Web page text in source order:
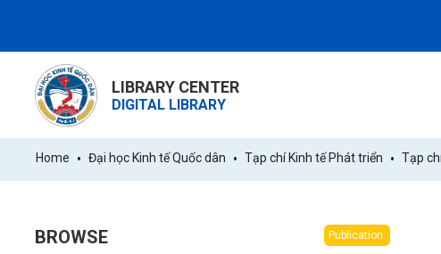
LIBRARY CENTER
DIGITAL LIBRARY
Home Đại học Kinh tế Quốc dân Tạp chí Kinh tế Phát triển Tạp
BROWSE Publication: